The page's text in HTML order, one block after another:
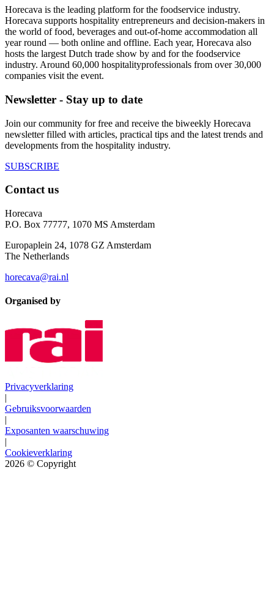
Horecava is the leading platform for the foodservice industry.
Horecava supports hospitality entrepreneurs and decision-makers in
the world of food, beverages and out-of-home accommodation all
year round — both online and offline. Each year, Horecava also
hosts the largest Dutch trade show by and for the foodservice
industry. Around 60,000 hospitalityprofessionals from over 30,000
companies visit the event.
Newsletter - Stay up to date
Join our community for free and receive the biweekly Horecava
newsletter filled with articles, practical tips and the latest trends and
developments from the hospitality industry.
SUBSCRIBE
Contact us
Horecava
P.O. Box 77777, 1070 MS Amsterdam
Europaplein 24, 1078 GZ Amsterdam
The Netherlands
horecava@rai.nl
Organised by
Privacyverklaring
|
Gebruiksvoorwaarden
|
Exposanten waarschuwing
|
Cookieverklaring
2026 © Copyright